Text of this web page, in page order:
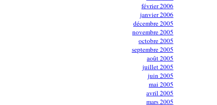
février 2006
janvier 2006
décembre 2005
novembre 2005
octobre 2005
septembre 2005
août 2005
juillet 2005
juin 2005
mai 2005
avril 2005
mars 2005